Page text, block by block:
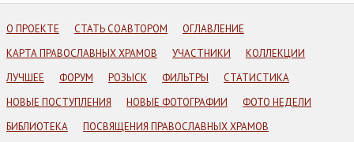
О ПРОЕКТЕ СТАТЬ СОАВТОРОМ
ОГЛАВЛЕНИЕ
КАРТА ПРАВОСЛАВНЫХ ХРАМОВ
УЧАСТНИКИ
КОЛЛЕКЦИИ
ЛУЧШЕЕ
ФОРУМ РОЗЫСК ФИЛЬТРЫ
СТАТИСТИКА
НОВЫЕ ПОСТУПЛЕНИЯ
НОВЫЕ ФОТОГРАФИИ
ФОТО НЕДЕЛИ
БИБЛИОТЕКА
ПОСВЯЩЕНИЯ ПРАВОСЛАВНЫХ ХРАМОВ